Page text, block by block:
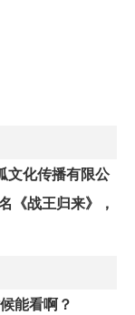
文化传播有限公
《战王归来》，
能看啊？